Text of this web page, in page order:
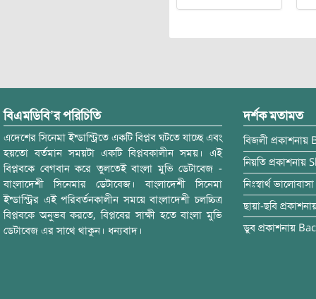
বিএমডিবি’র পরিচিতি
এদেশের সিনেমা ইন্ডাস্ট্রিতে একটি বিপ্লব ঘটতে যাচ্ছে এবং
হয়তো বর্তমান সময়টা একটি বিপ্লবকালীন সময়। এই
বিপ্লবকে বেগবান করে তুলতেই বাংলা মুভি ডেটাবেজ -
বাংলাদেশী সিনেমার ডেটাবেজ। বাংলাদেশী সিনেমা
ইন্ডাস্ট্রির এই পরিবর্তনকালীন সময়ে বাংলাদেশী চলচ্চিত্র
বিপ্লবকে অনুভব করতে, বিপ্লবের সাক্ষী হতে বাংলা মুভি
ডেটাবেজ এর সাথে থাকুন। ধন্যবাদ।
দর্শক মতামত
বিজলী প্রকাশনায়
নিয়তি প্রকাশনায়
নিঃস্বার্থ ভালোবাসা
ছায়া-ছবি
ডুব প্রকাশনায়